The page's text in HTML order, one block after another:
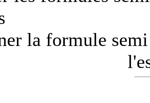
la formule